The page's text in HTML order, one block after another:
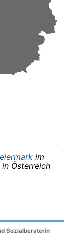
im
in Österreich
Sozialberaterin